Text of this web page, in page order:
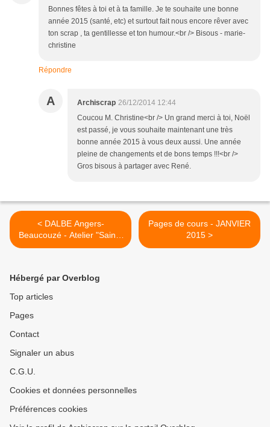
Bonnes fêtes à toi et à ta famille. Je te souhaite une bonne
année 2015 (santé, etc) et surtout fait nous encore rêver avec
ton scrap , ta gentillesse et ton humour.<br /> Bisous - marie-
christine
Répondre
A Archiscrap 26/12/2014 12:44
Coucou M. Christine<br /> Un grand merci à toi, Noël
est passé, je vous souhaite maintenant une très
bonne année 2015 à vous deux aussi. Une année
pleine de changements et de bons temps !!!<br />
Gros bisous à partager avec René.
< DALBE Angers-
Beaucouzé - Atelier "Sainte
Suzanne"
Pages de cours - JANVIER
2015 >
Hébergé par Overblog
Top articles
Pages
Contact
Signaler un abus
C.G.U.
Cookies et données personnelles
Préférences cookies